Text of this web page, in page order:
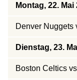
Montag, 22. Mai
Denver Nuggets
Dienstag, 23.
Boston Celtics